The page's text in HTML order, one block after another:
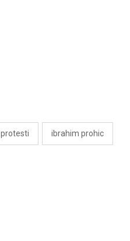
protesti ibrahim prohic